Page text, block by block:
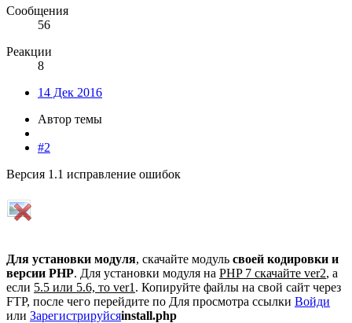
Сообщения
56
Реакции
8
14 Дек 2016
Автор темы
#2
Версия 1.1 исправление ошибок
Для установки модуля, скачайте модуль своей кодировки и
версии PHP. Для установки модуля на PHP 7 скачайте ver2, а
если 5.5 или 5.6, то ver1 . Копируйте файлы на свой сайт через
FTP, после чего перейдите по Для просмотра ссылки Войди
или Зарегистрируйсяinstall.php